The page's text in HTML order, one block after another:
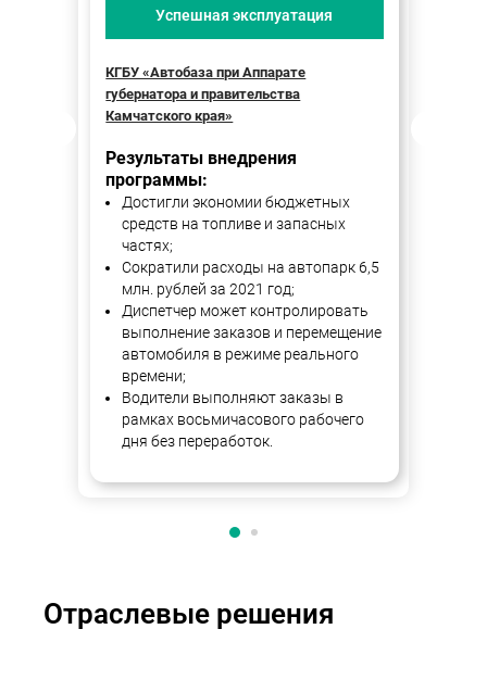
Успешная эксплуатация
КГБУ «Автобаза при Аппарате
губернатора и правительства
Камчатского края»
Результаты внедрения
программы:
Достигли экономии бюджетных
средств на топливе и запасных
частях;
Сократили расходы на автопарк 6,5
млн. рублей за 2021 год;
Диспетчер может контролировать
выполнение заказов и перемещение
автомобиля в режиме реального
времени;
Водители выполняют заказы в
рамках восьмичасового рабочего
дня без переработок.
Отраслевые решения